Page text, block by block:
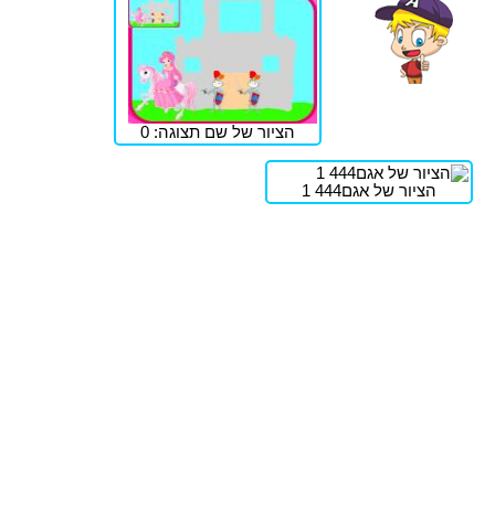
הציור של שם תצוגה: 0
הציור של אגם444 1